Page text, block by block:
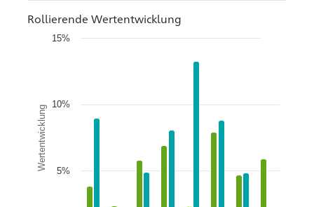
Rollierende Wertentwicklung
Wertentwicklung 5%
10%
15%